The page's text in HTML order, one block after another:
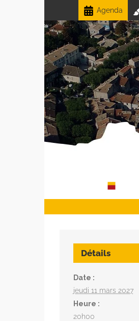
Agenda
Détails
Date :
jeudi 11 mars 2027
Heure :
20h00